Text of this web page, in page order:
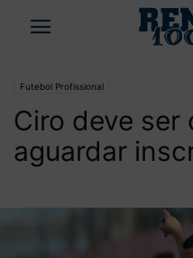
Futebol Profissional
Ciro deve ser
aguardar